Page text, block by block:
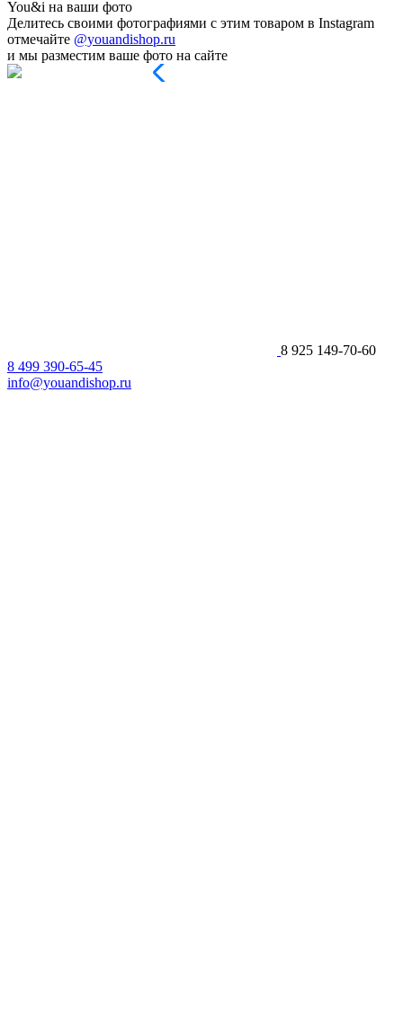
You&i на ваши фото
Делитесь своими фотографиями с этим товаром в Instagram
отмечайте @youandishop.ru
и мы разместим ваше фото на сайте
8 925 149-70-60
8 499 390-65-45
info@youandishop.ru